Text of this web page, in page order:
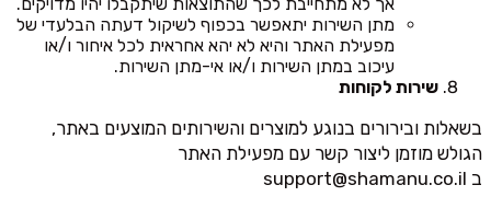
מתן השירות יתאפשר בכפוף לשיקול דעתה הבלעדי של
מפעילת האתר והיא לא יהא אחראית לכל איחור ו/או
עיכוב במתן השירות ו/או אי-מתן השירות.
שירות לקוחות
בשאלות ובירורים בנוגע למוצרים והשירותים המוצעים באתר,
הגולש מוזמן ליצור קשר עם מפעילת האתר
ב support@shamanu.co.il